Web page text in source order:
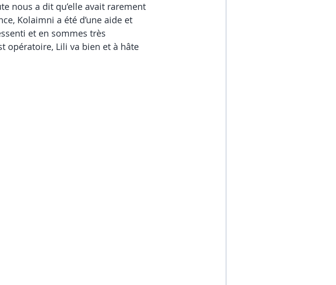
nous a dit qu’elle avait rarement
Kolaimni a été d’une aide et
et en sommes très
opératoire, Lili va bien et à hâte